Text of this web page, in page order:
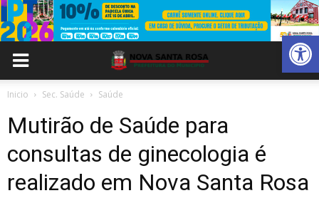
Abrir
Inicio Sec. Saúde Saúde
Mutirão de Saúde para
consultas de ginecologia é
realizado em Nova Santa Rosa